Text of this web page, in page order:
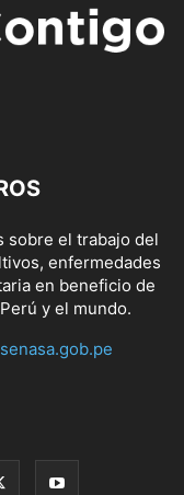
sobre el trabajo del
enfermedades
en beneficio de
y el mundo.